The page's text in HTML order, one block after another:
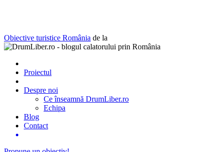
Obiective turistice România de la
Proiectul
Despre noi
Ce înseamnă DrumLiber.ro
Echipa
Blog
Contact